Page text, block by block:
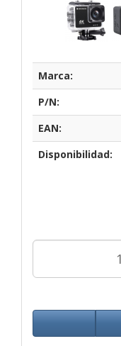
Marca:
P/N:
EAN:
Disponibilidad: